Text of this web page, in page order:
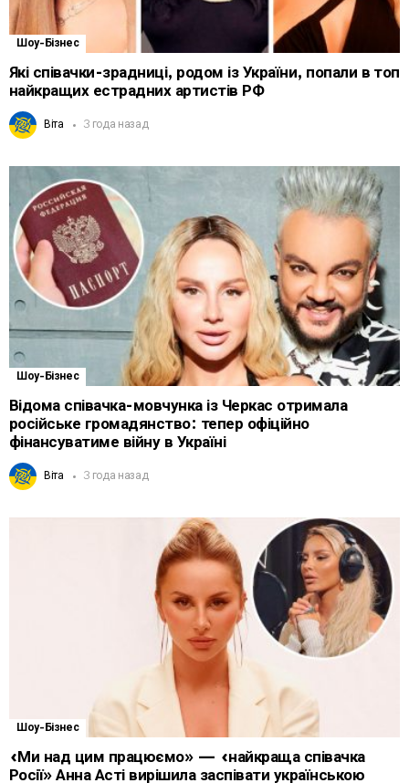
Шоу-Бізнес
Які співачки-зрадниці, родом із України, попали в топ
найкращих естрадних артистів РФ
Віта 3 года назад
Шоу-Бізнес
Відома співачка-мовчунка із Черкас отримала
російське громадянство: тепер офіційно
фінансуватиме війну в Україні
Віта 3 года назад
Шоу-Бізнес
«Ми над цим працюємо» — «найкраща співачка
Росії» Анна Асті вирішила заспівати українською